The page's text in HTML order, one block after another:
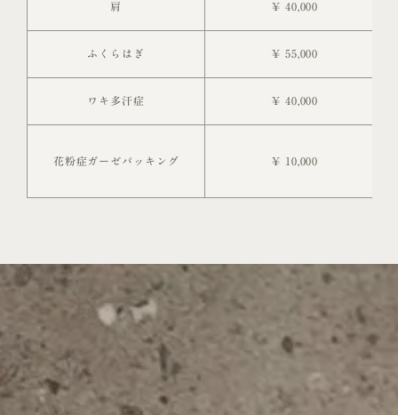
肩 ¥ 40,000
ふくらはぎ ¥ 55,000
ワキ多汗症 ¥ 40,000
花粉症ガーゼパッキング ¥ 10,000